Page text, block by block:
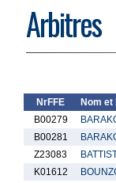
Arbitres
NrFFE Nom et
B00279
B00281
Z23083
K01612